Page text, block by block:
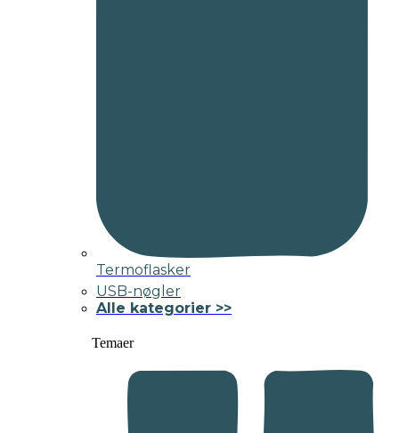
Termoflasker
USB-nøgler
Alle kategorier >>
Temaer